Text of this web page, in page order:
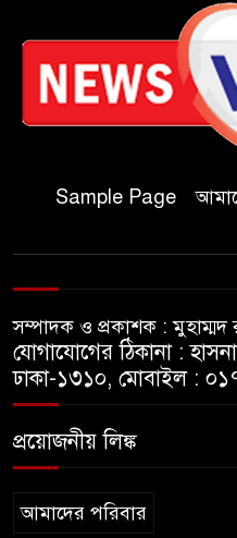
সভাপতি
৮
৯
Sample Page
সম্পাদক ও প্রকাশক :
যোগাযোগের ঠিকানা :
ঢাকা-১৩১০, মোবাইল :
প্রয়োজনীয় লিঙ্ক
আমাদের পরিবার